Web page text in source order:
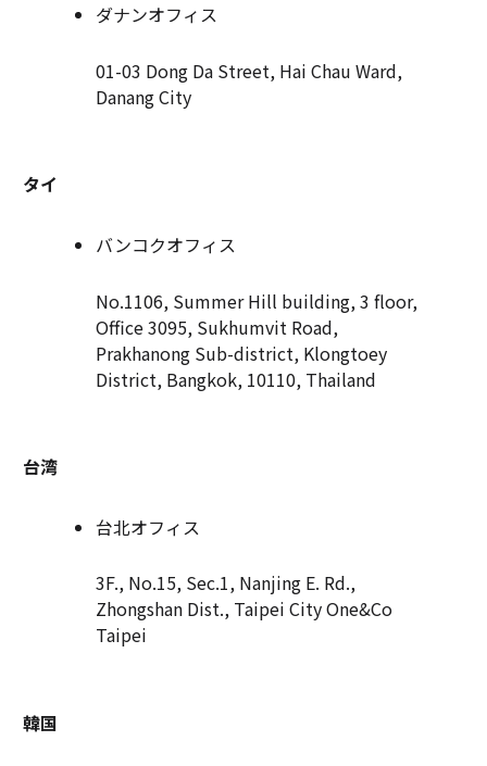
ダナンオフィス
01-03 Dong Da Street, Hai Chau Ward,
Danang City
タイ
バンコクオフィス
No.1106, Summer Hill building, 3 floor,
Office 3095, Sukhumvit Road,
Prakhanong Sub-district, Klongtoey
District, Bangkok, 10110, Thailand
台湾
台北オフィス
3F., No.15, Sec.1, Nanjing E. Rd.,
Zhongshan Dist., Taipei City One&Co
Taipei
韓国